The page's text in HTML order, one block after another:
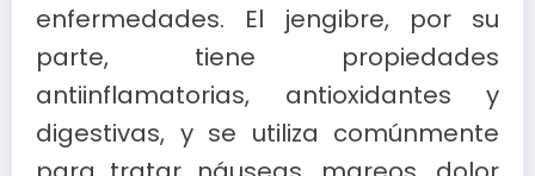
enfermedades. El jengibre, por su
parte, tiene propiedades
antiinflamatorias, antioxidantes y
digestivas, y se utiliza comúnmente